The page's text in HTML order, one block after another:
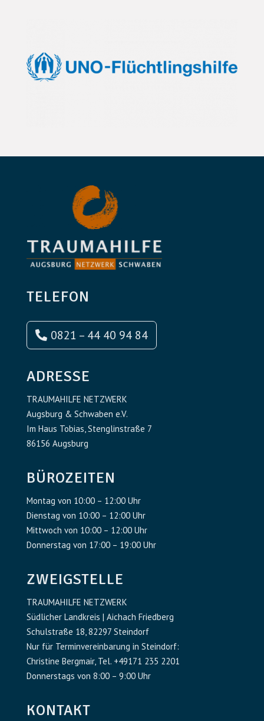
TELEFON
0821 – 44 40 94 84
ADRESSE
TRAUMAHILFE NETZWERK
Augsburg & Schwaben e.V.
Im Haus Tobias, Stenglinstraße 7
86156 Augsburg
BÜROZEITEN
Montag von 10:00 – 12:00 Uhr
Dienstag von 10:00 – 12:00 Uhr
Mittwoch von 10:00 – 12:00 Uhr
Donnerstag von 17:00 – 19:00 Uhr
ZWEIGSTELLE
TRAUMAHILFE NETZWERK
Südlicher Landkreis | Aichach Friedberg
Schulstraße 18, 82297 Steindorf
Nur für Terminvereinbarung in Steindorf:
Christine Bergmair, Tel. +49171 235 2201
Donnerstags von 8:00 – 9:00 Uhr
KONTAKT